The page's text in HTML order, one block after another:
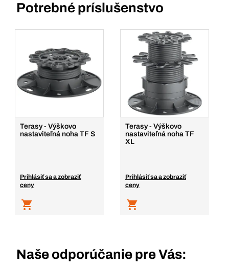
Potrebné príslušenstvo
Terasy - Výškovo
nastaviteľná noha TF S
Prihlásiť sa a zobraziť
ceny
Terasy - Výškovo
nastaviteľná noha TF
XL
Prihlásiť sa a zobraziť
ceny
Naše odporúčanie pre Vás: